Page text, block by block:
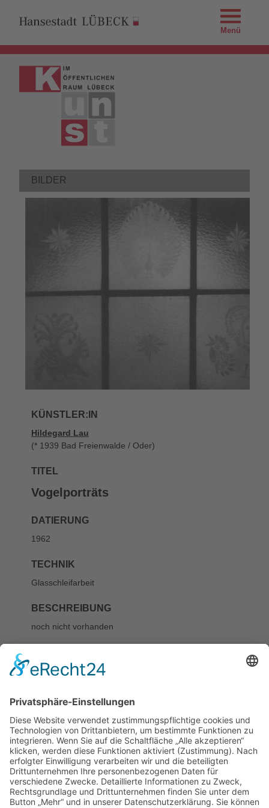
Menü
KÜNSTLER:IN
Hildegard Lau
(* 1939 Bad Freienwalde / Oder)
TITEL
Vogelporträts
DATIERUNG
1962
TECHNIK
Glasschleifarbeit
BESCHREIBUNG
noch nicht vorhanden
STIFTER
KATEGORIE
nicht mehr erhalten
STANDORT
Nicht mehr erhalten, Lortzingstraße 27, Gotthard-
Kühl-Schule
LITERATUR
BILDER